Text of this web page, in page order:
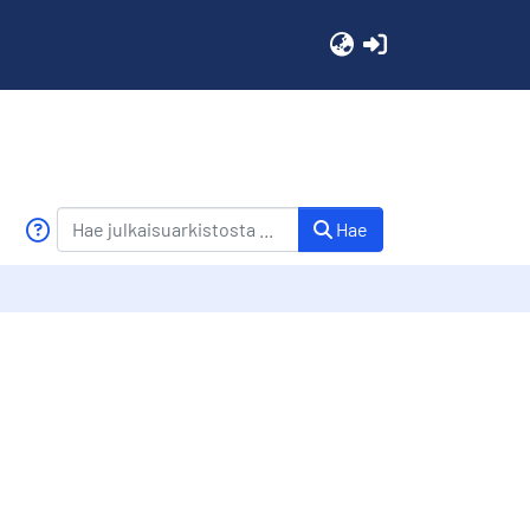
Hae